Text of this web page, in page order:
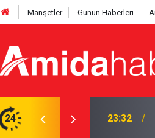
Manşetler Günün Haberleri
24 23:02